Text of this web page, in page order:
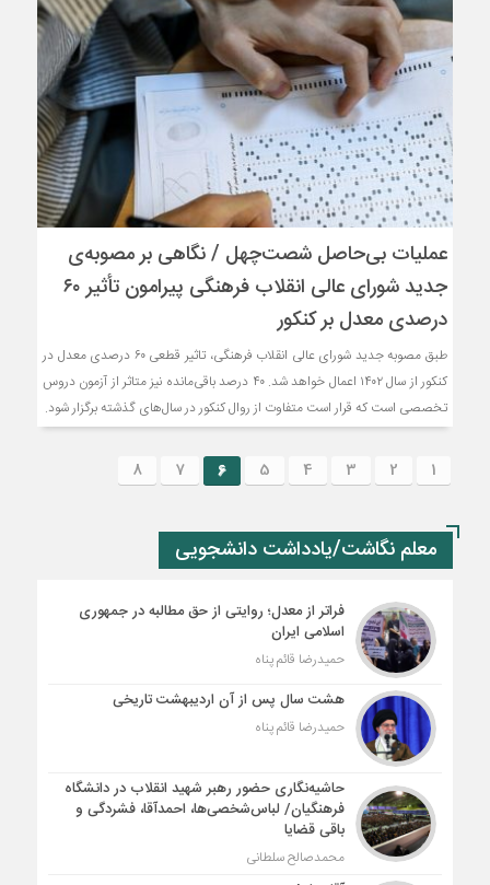
عملیات بی‌حاصل شصت‌چهل / نگاهی بر مصوبه‌ی
جدید شورای عالی انقلاب فرهنگی پیرامون تأثیر ۶۰
درصدی معدل بر کنکور
طبق مصوبه جدید شورای عالی انقلاب فرهنگی، تاثیر قطعی ۶۰ درصدی معدل در
کنکور از سال ۱۴۰۲ اعمال خواهد شد. ۴۰ درصد باقی‌مانده نیز متاثر از آزمون دروس
تخصصی است که قرار است متفاوت از روال کنکور در سال‌های گذشته برگزار شود.
1
2
3
4
5
6
7
8
معلم نگاشت/یادداشت دانشجویی
فراتر از معدل؛ روایتی از حق مطالبه در جمهوری
اسلامی ایران
حمیدرضا قائم پناه
هشت سال پس از آن اردیبهشت تاریخی
حمیدرضا قائم پناه
حاشیه‌نگاری حضور رهبر شهید انقلاب در دانشگاه
فرهنگیان/ لباس‌شخصی‌ها، احمدآقا، فشردگی و
باقی قضایا
محمدصالح سلطانی